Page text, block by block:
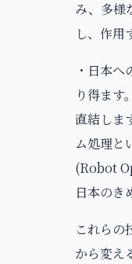
み、多様
し、作用
・日本
り得ます
直結しま
ム処理と
(Robot
日本のき
これらの
から変え